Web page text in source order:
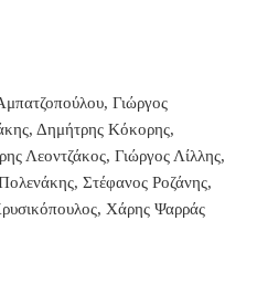
Γιώργος
Δημήτρης Κόκορης,
Λεοντζάκος, Γιώργος Λίλλης,
Στέφανος Ροζάνης,
Χάρης Ψαρράς